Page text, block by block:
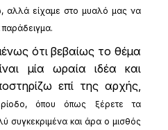
αλλά είχαμε στο μυαλό μας να
ότι βεβαίως το θέμα
μία ωραία ιδέα και
επί της αρχής,
όπου όπως ξέρετε τα
συγκεκριμένα και άρα ο μισθός